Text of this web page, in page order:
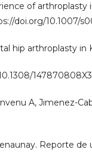
of
doi.org/10.1007/
hip arthroplasty
A, Jimenez-
Reporte